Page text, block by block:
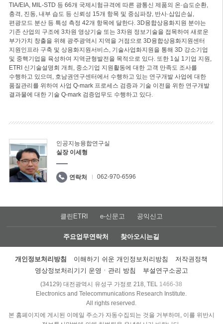
TIA/EIA, MIL-STD 등 66개 국제시험규격에 따른 광통신 제품의 온·습도순환,
충격, 진동, 내부 습도 등 신뢰성 15개 항목 및 중심파장, 반사·삽입손실,
편광모드 분산 등 특성 측정 42개 항목에 달한다. 3D융합상용화지원 분야는
기존 산업의 구조에 3차원 영상기술 또는 3차원 정보기술을 접목하여 새로운
부가가치 창출을 위해 광주광역시 지역을 거점으로 3D융합상용화지원센터
지원인프라 구축 및 상용화지원서비스, 기술사업화지원을 통해 3D 강소기업
및 중핵기업을 육성하여 지역균형발전을 목적으로 있다. 또한 1실 1기업 지원,
ETRI 신기술설명회 개최, 중소기업 지원활동에 대한 고객 만족도 조사를
수행하고 있으며, 호남권연구센터에서 수행하고 있는 연구개발 사업에 대한
품질관리를 위하여 사업 Q-mark 프로세스 검증과 기술 이전을 위한 연구개발
결과물에 대한 기술 Q-mark 검증업무도 수행하고 있다.
인공지능융합연구실
실장 이세형
연락처 062-970-6596
클린ETRI e-신문고 공익신고
주요업무연락처 찾아오시는길
개인정보처리방침 이해하기 쉬운 개인정보처리방침
저작권정책
영상정보처리기기 운영ㆍ관리 방침
부설연구소공고
(34129) 대전광역시 유성구 가정로 218, TEL 1466-38
Electronics and Telecommunications Research Institute.
All rights reserved.
본 홈페이지에 게시된 이메일 주소가 자동수집되는 것을 거부하며, 이를 위반시